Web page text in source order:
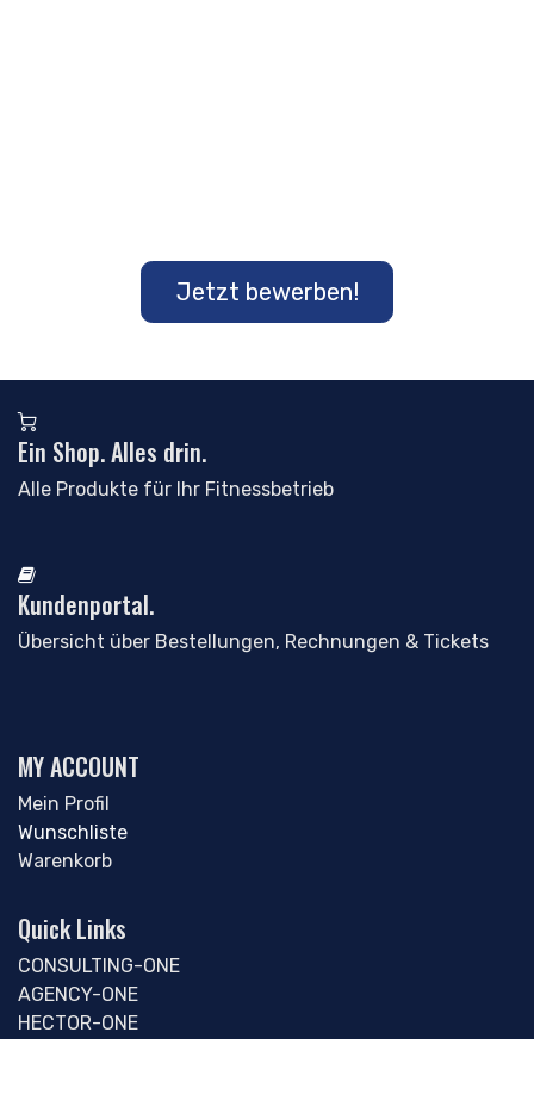
Jetzt bewerben!
Ein Shop. Alles drin.
Alle Produkte für Ihr Fitnessbetrieb
Kundenportal.
Übersicht über Bestellungen, Rechnungen & Tickets
MY ACCOUNT
Mein Profil
Wunschliste
Warenkorb
Quick Links
CONSULTING-ONE
AGENCY-ONE
HECTOR-ONE